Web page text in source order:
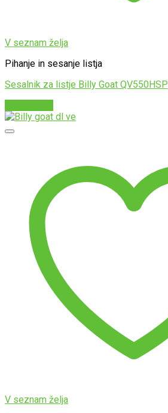
V seznam želja
Pihanje in sesanje listja
Sesalnik za listje Billy Goat QV550HSP
V seznam želja